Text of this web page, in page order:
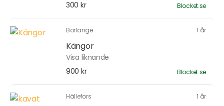
300 kr
Blocket.se
Borlänge 1 år
Kängor
Visa liknande
900 kr
Blocket.se
Hällefors 1 år